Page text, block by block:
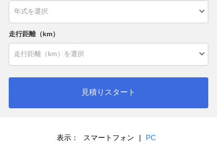
走行距離（km）
見積りスタート
表示： スマートフォン | PC